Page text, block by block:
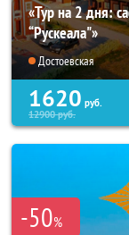
«Тур на 2 дня:
“Рускеала"»
Достоевская
1620 руб.
12900руб.
-50%